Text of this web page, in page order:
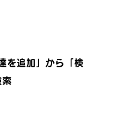
を追加」から「検